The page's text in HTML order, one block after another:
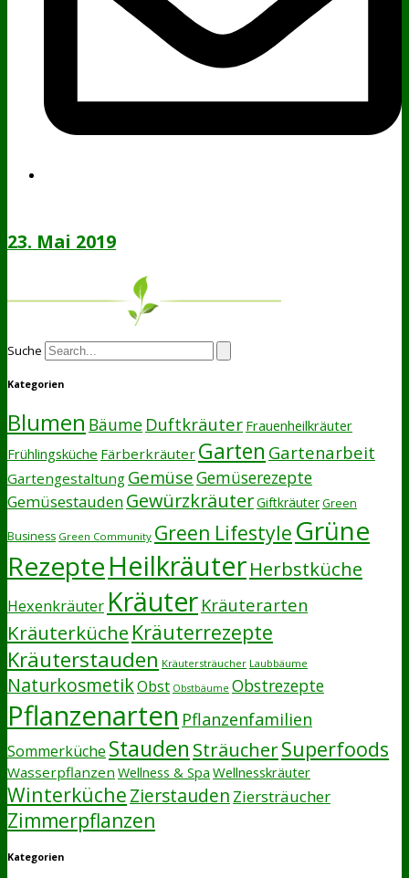
23. Mai 2019
Suche
Kategorien
Blumen Bäume Duftkräuter Frauenheilkräuter
Frühlingsküche Färberkräuter Garten Gartenarbeit
Gartengestaltung GemüseGemüserezepte
GemüsestaudenGewürzkräuterGiftkräuter Green
Business Green Community Green Lifestyle Grüne
RezepteHeilkräuterHerbstküche
Hexenkräuter Kräuter Kräuterarten
Kräuterküche Kräuterrezepte
Kräuterstauden Kräutersträucher Laubbäume
NaturkosmetikObst Obstbäume Obstrezepte
Pflanzenarten Pflanzenfamilien
Sommerküche Stauden SträucherSuperfoods
Wasserpflanzen Wellness & Spa Wellnesskräuter
WinterkücheZierstauden Ziersträucher
Zimmerpflanzen
Kategorien